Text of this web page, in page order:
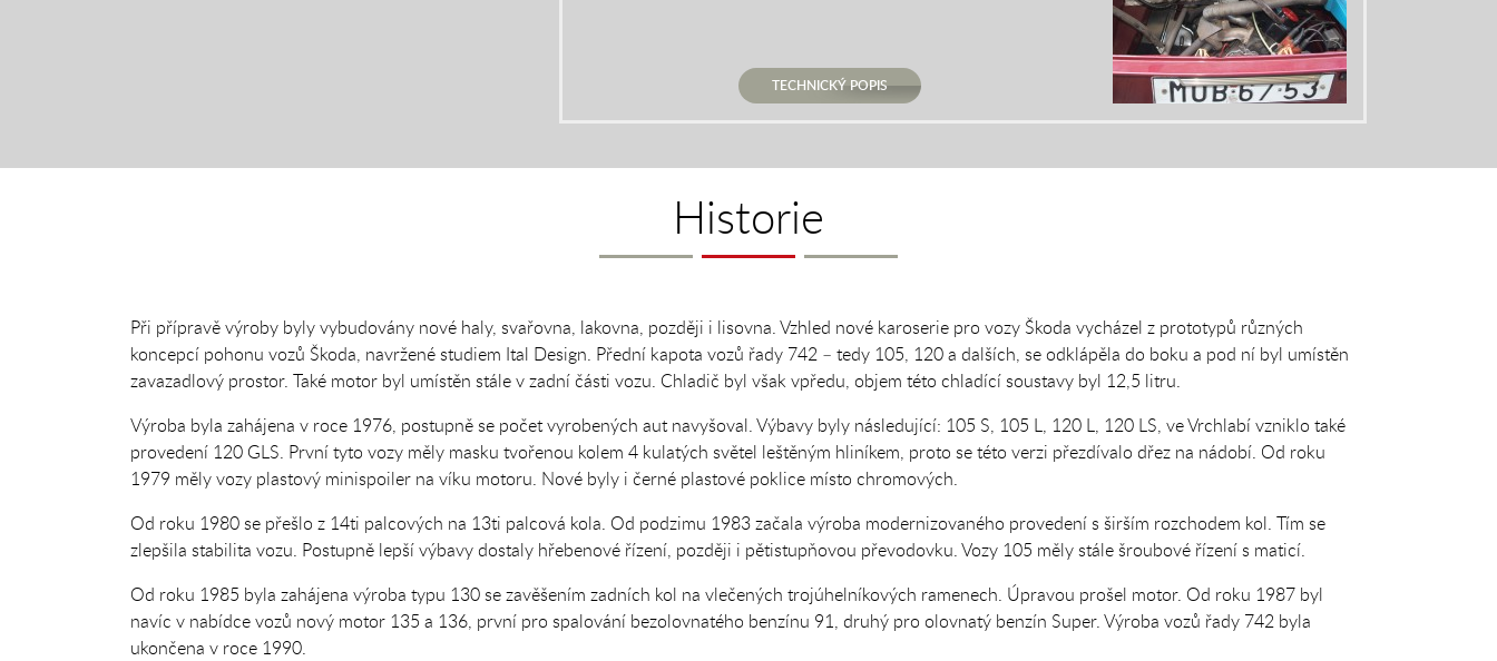
TECHNICKÝ POPIS
Historie
Při přípravě výroby byly vybudovány nové haly, svařovna, lakovna, později i lisovna. Vzhled nové karoserie pro vozy Škoda vycházel z prototypů různých
koncepcí pohonu vozů Škoda, navržené studiem Ital Design. Přední kapota vozů řady 742 – tedy 105, 120 a dalších, se odklápěla do boku a pod ní byl umístěn
zavazadlový prostor. Také motor byl umístěn stále v zadní části vozu. Chladič byl však vpředu, objem této chladící soustavy byl 12,5 litru.
Výroba byla zahájena v roce 1976, postupně se počet vyrobených aut navyšoval. Výbavy byly následující: 105 S, 105 L, 120 L, 120 LS, ve Vrchlabí vzniklo také
provedení 120 GLS. První tyto vozy měly masku tvořenou kolem 4 kulatých světel leštěným hliníkem, proto se této verzi přezdívalo dřez na nádobí. Od roku
1979 měly vozy plastový minispoiler na víku motoru. Nové byly i černé plastové poklice místo chromových.
Od roku 1980 se přešlo z 14ti palcových na 13ti palcová kola. Od podzimu 1983 začala výroba modernizovaného provedení s širším rozchodem kol. Tím se
zlepšila stabilita vozu. Postupně lepší výbavy dostaly hřebenové řízení, později i pětistupňovou převodovku. Vozy 105 měly stále šroubové řízení s maticí.
Od roku 1985 byla zahájena výroba typu 130 se zavěšením zadních kol na vlečených trojúhelníkových ramenech. Úpravou prošel motor. Od roku 1987 byl
navíc v nabídce vozů nový motor 135 a 136, první pro spalování bezolovnatého benzínu 91, druhý pro olovnatý benzín Super. Výroba vozů řady 742 byla
ukončena v roce 1990.